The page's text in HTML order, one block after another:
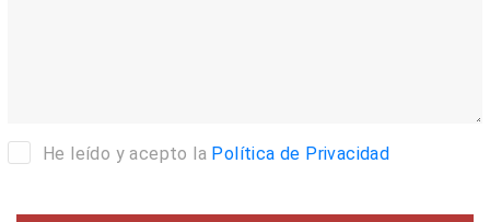
He leído y acepto la Política de Privacidad